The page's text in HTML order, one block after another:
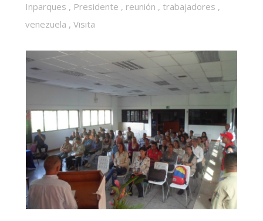
Inparques , Presidente , reunión , trabajadores ,
venezuela , Visita